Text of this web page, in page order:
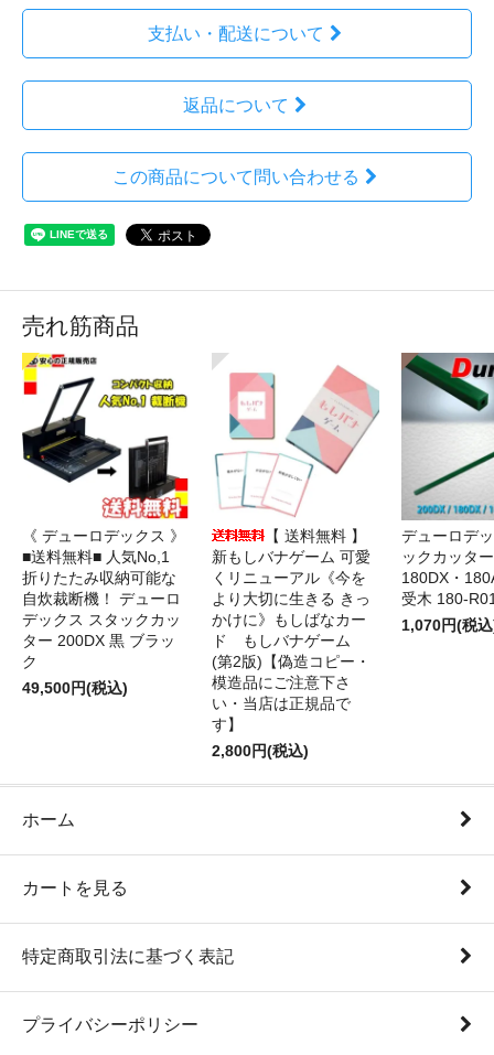
支払い・配送について
返品について
この商品について問い合わせる
売れ筋商品
《 デューロデックス 》
■送料無料■ 人気No,1
折りたたみ収納可能な
自炊裁断機！ デューロ
デックス スタックカッ
ター 200DX 黒 ブラッ
ク
49,500円(税込)
【 送料無料 】
新もしバナゲーム 可愛
くリニューアル《今を
より大切に生きる きっ
かけに》もしばなカー
ド もしバナゲーム
(第2版)【偽造コピー・
模造品にご注意下さ
い・当店は正規品で
す】
2,800円(税込)
デューロデ
ックカッタ
180DX・
受木 180-
1,070円(税
ホーム
カートを見る
特定商取引法に基づく表記
プライバシーポリシー